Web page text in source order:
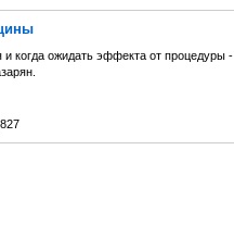
и когда ожидать эффекта от процедуры -